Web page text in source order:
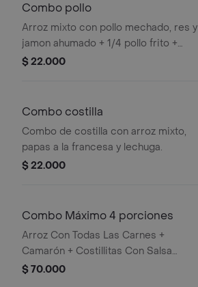
Combo pollo
Arroz mixto con pollo mechado, res y
jamon ahumado + 1/4 pollo frito +
papa francesa
$ 22.000
Combo costilla
Combo de costilla con arroz mixto,
papas a la francesa y lechuga.
$ 22.000
Combo Máximo 4 porciones
Arroz Con Todas Las Carnes +
Camarón + Costillitas Con Salsa
Teriyaki+ Papa Francesa Producto
$ 70.000